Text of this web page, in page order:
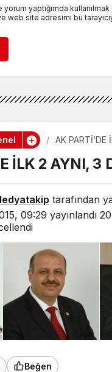
yaptığımda kullanılmak
web site adresimi bu
AK PARTİ’DE
İLK 2 AYNI, 3
tarafından
09:29 yayınlandı
Beğen